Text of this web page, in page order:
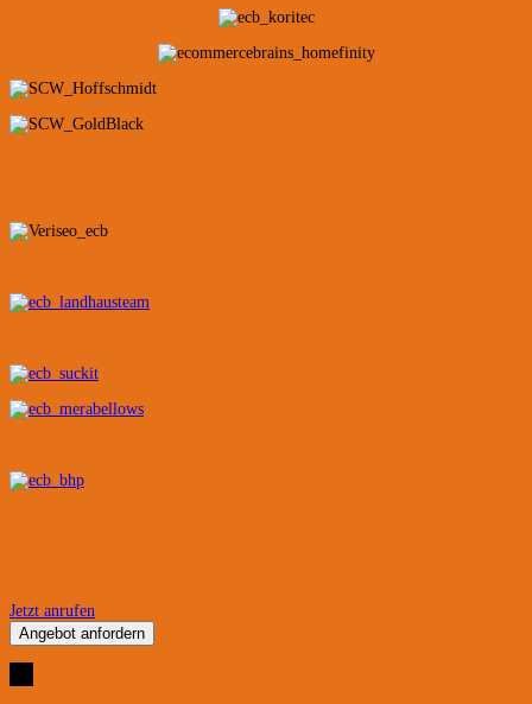
Jetzt anrufen
Angebot anfordern